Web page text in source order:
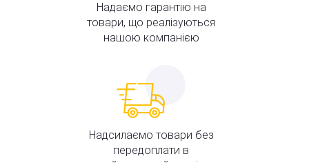
Надаємо гарантію на
товари, що реалізуються
нашою компанією
Надсилаємо товари без
передоплати в